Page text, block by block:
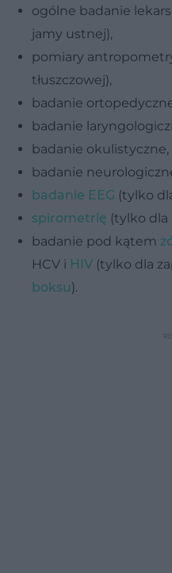
ogólne badanie
jamy ustnej),
pomiary
tłuszczowej),
badanie
badanie
badanie okulistyczne,
badanie
badanie EEG (tylko
spirometrię (tylko dla
badanie pod kątem
HCV i HIV (tylko dla
boksu).